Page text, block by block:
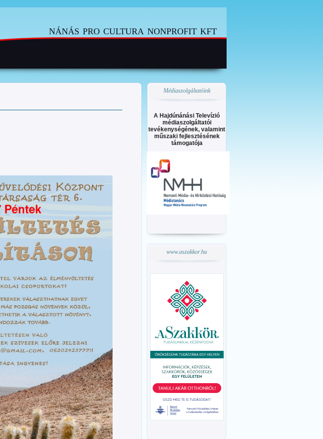
nánás pro cultura nonprofit kft
Médiaszolgáltatóink
A Hajdúnánási Televízió
médiaszolgáltatói
tevékenységének, valamint
műszaki fejlesztésének
támogatója
www.aszakkor.hu